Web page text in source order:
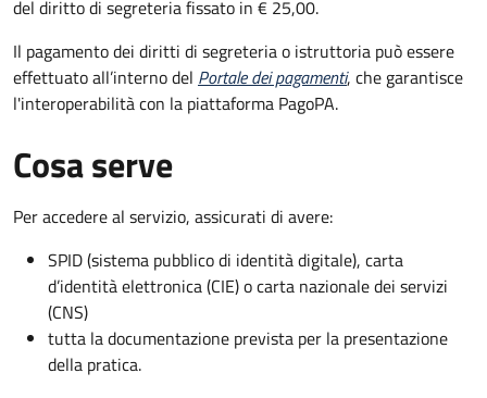
del diritto di segreteria fissato in € 25,00.
Il pagamento dei diritti di segreteria o istruttoria può essere
effettuato all’interno del Portale dei pagamenti, che garantisce
l'interoperabilità con la piattaforma PagoPA.
Cosa serve
Per accedere al servizio, assicurati di avere:
SPID (sistema pubblico di identità digitale), carta
d’identità elettronica (CIE) o carta nazionale dei servizi
(CNS)
tutta la documentazione prevista per la presentazione
della pratica.